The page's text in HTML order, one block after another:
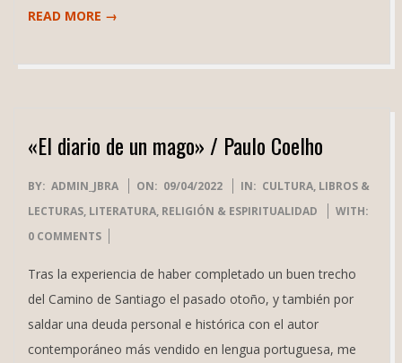
READ MORE →
«El diario de un mago» / Paulo Coelho
2022-
04-
09
BY: ADMIN_JBRA ON: 09/04/2022 IN: CULTURA, LIBROS &
LECTURAS, LITERATURA, RELIGIÓN & ESPIRITUALIDAD
WITH:
0 COMMENTS
Tras la experiencia de haber completado un buen trecho
del Camino de Santiago el pasado otoño, y también por
saldar una deuda personal e histórica con el autor
contemporáneo más vendido en lengua portuguesa, me